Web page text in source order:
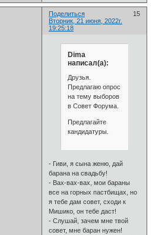
Поделиться
15
Вторник, 21 июня, 2022г.
19:25:18
Dima
написал(а):
Друзья.
Предлагаю опрос
на тему выборов
в Совет Форума.
Предлагайте
кандидатуры.
- Гиви, я сына женю, дай
барана на свадьбу!
- Вах-вах-вах, мои бараны
все на горных пастбищах, но
я тебе дам совет, сходи к
Мишико, он тебе даст!
- Слушай, зачем мне твой
совет, мне баран нужен!